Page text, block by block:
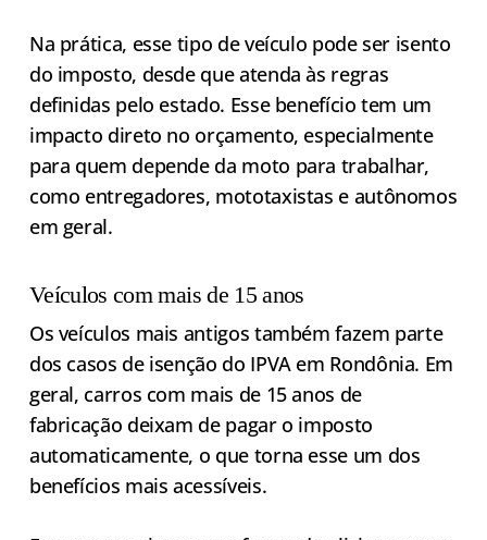
Na prática, esse tipo de veículo pode ser isento
do imposto, desde que atenda às regras
definidas pelo estado. Esse benefício tem um
impacto direto no orçamento, especialmente
para quem depende da moto para trabalhar,
como entregadores, mototaxistas e autônomos
em geral.
Veículos com mais de 15 anos
Os veículos mais antigos também fazem parte
dos casos de isenção do IPVA em Rondônia. Em
geral, carros com mais de 15 anos de
fabricação deixam de pagar o imposto
automaticamente, o que torna esse um dos
benefícios mais acessíveis.